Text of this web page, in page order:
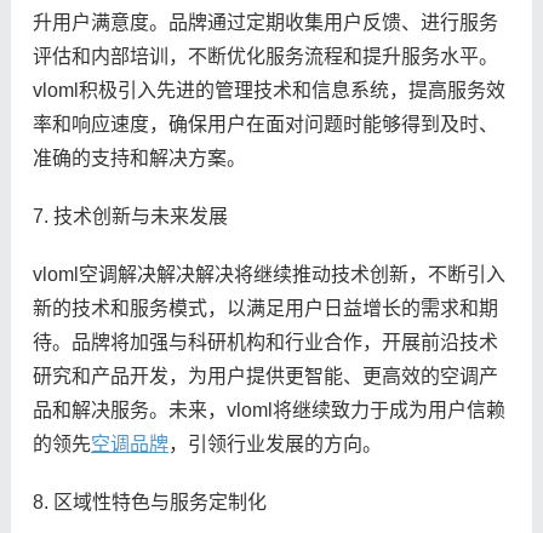
升用户满意度。品牌通过定期收集用户反馈、进行服务
评估和内部培训，不断优化服务流程和提升服务水平。
vloml积极引入先进的管理技术和信息系统，提高服务效
率和响应速度，确保用户在面对问题时能够得到及时、
准确的支持和解决方案。
7. 技术创新与未来发展
vloml空调解决解决解决将继续推动技术创新，不断引入
新的技术和服务模式，以满足用户日益增长的需求和期
待。品牌将加强与科研机构和行业合作，开展前沿技术
研究和产品开发，为用户提供更智能、更高效的空调产
品和解决服务。未来，vloml将继续致力于成为用户信赖
的领先空调品牌，引领行业发展的方向。
8. 区域性特色与服务定制化